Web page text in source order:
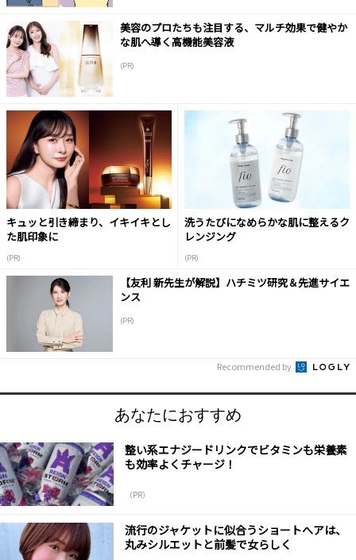
美容のプロたちも注目する、マルチ効果で健やか
な肌へ導く高機能美容液
(PR)
キュッと引き締まり、イキイキとし
た肌印象に
(PR)
洗うたびになめらかな肌に整えるク
レンジング
(PR)
【友利 新先生が解説】ハチミツ研究＆先進サイエ
ンス
(PR)
Recommended by
あなたにおすすめ
整い系エナジードリンクでビタミンも栄養素
も効率よくチャージ！
（PR）
流行のジャケットに似合うショートへアは、
丸みシルエットと前髪で女らしく